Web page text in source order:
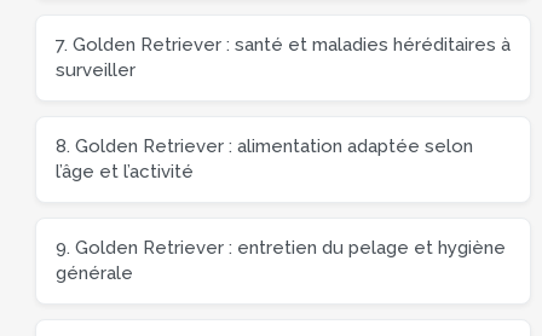
7. Golden Retriever : santé et maladies héréditaires à
surveiller
8. Golden Retriever : alimentation adaptée selon
l’âge et l’activité
9. Golden Retriever : entretien du pelage et hygiène
générale